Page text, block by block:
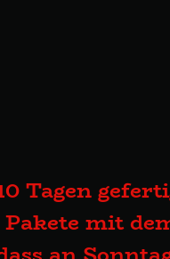
Tagen
mit